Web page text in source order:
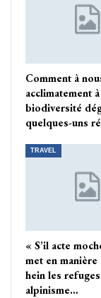
Comment à
acclimatement
biodiversité
quelques-uns
TRAVEL
« S’il acte
met en manière
hein les
alpinisme…